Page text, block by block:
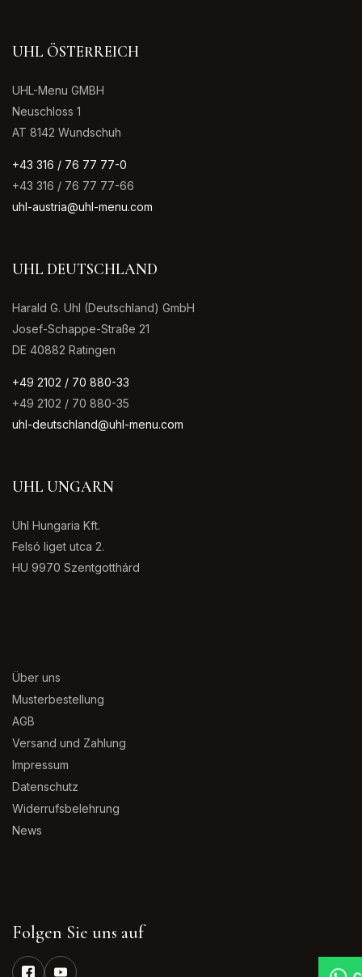
UHL ÖSTERREICH
UHL-Menu GMBH
Neuschloss 1
AT 8142 Wundschuh
+43 316 / 76 77 77-0
+43 316 / 76 77 77-66
uhl-austria@uhl-menu.com
UHL DEUTSCHLAND
Harald G. Uhl (Deutschland) GmbH
Josef-Schappe-Straße 21
DE 40882 Ratingen
+49 2102 / 70 880-33
+49 2102 / 70 880-35
uhl-deutschland@uhl-menu.com
UHL UNGARN
Uhl Hungaria Kft.
Felsó liget utca 2.
HU 9970 Szentgotthárd
Über uns
Musterbestellung
AGB
Versand und Zahlung
Impressum
Datenschutz
Widerrufsbelehrung
News
Folgen Sie uns auf